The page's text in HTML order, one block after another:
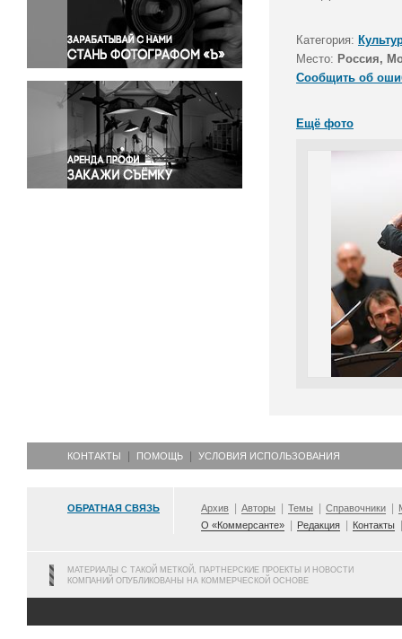
Правосудие
Происшествия и конфликты
Религия
Светская жизнь
Спорт
Экология
Экономика и бизнес
Категория:
Место: Россия,
Сообщить об
Ещё фото
КОНТАКТЫ ПОМОЩЬ УСЛОВИЯ ИСПОЛЬЗОВАНИЯ
ОБРАТНАЯ СВЯЗЬ Архив Авторы Темы Справочники
О «Коммерсанте»
Редакция Контакты
МАТЕРИАЛЫ С ТАКОЙ МЕТКОЙ, ПАРТНЕРСКИЕ ПРОЕКТЫ И НОВОСТИ
КОМПАНИЙ ОПУБЛИКОВАНЫ НА КОММЕРЧЕСКОЙ ОСНОВЕ